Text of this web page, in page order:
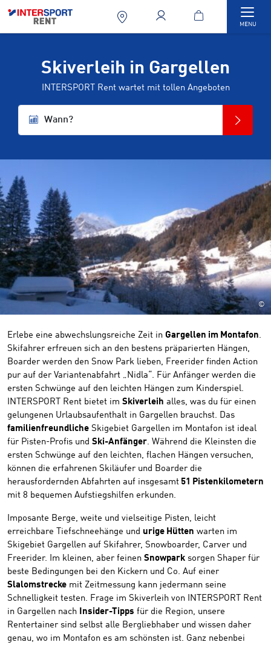
MENU
Skiverleih in Gargellen
INTERSPORT Rent wartet mit tollen Angeboten
Wann?
©
Erlebe eine abwechslungsreiche Zeit in Gargellen im Montafon.
Skifahrer erfreuen sich an den bestens präparierten Hängen,
Boarder werden den Snow Park lieben, Freerider finden Action
pur auf der Variantenabfahrt „Nidla“. Für Anfänger werden die
ersten Schwünge auf den leichten Hängen zum Kinderspiel.
INTERSPORT Rent bietet im Skiverleih alles, was du für einen
gelungenen Urlaubsaufenthalt in Gargellen brauchst. Das
familienfreundliche Skigebiet Gargellen im Montafon ist ideal
für Pisten-Profis und Ski-Anfänger. Während die Kleinsten die
ersten Schwünge auf den leichten, flachen Hängen versuchen,
können die erfahrenen Skiläufer und Boarder die
herausfordernden Abfahrten auf insgesamt 51 Pistenkilometern
mit 8 bequemen Aufstiegshilfen erkunden.
Imposante Berge, weite und vielseitige Pisten, leicht
erreichbare Tiefschneehänge und urige Hütten warten im
Skigebiet Gargellen auf Skifahrer, Snowboarder, Carver und
Freerider. Im kleinen, aber feinen Snowpark sorgen Shaper für
beste Bedingungen bei den Kickern und Co. Auf einer
Slalomstrecke mit Zeitmessung kann jedermann seine
Schnelligkeit testen. Frage im Skiverleih von INTERSPORT Rent
in Gargellen nach Insider-Tipps für die Region, unsere
Rentertainer sind selbst alle Bergliebhaber und wissen daher
genau, wo im Montafon es am schönsten ist. Ganz nebenbei